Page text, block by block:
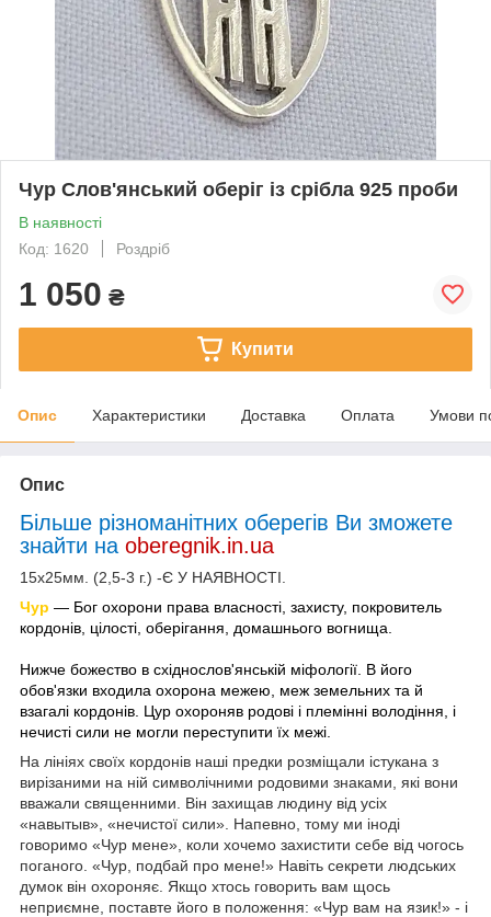
Чур Слов'янський оберіг із срібла 925 проби
В наявності
Код: 1620
Роздріб
1 050 ₴
Купити
Опис Характеристики Доставка Оплата Умови
Опис
Більше різноманітних оберегів Ви зможете
знайти на oberegnik.in.ua
15х25мм. (2,5-3 г.) -Є У НАЯВНОСТІ.
Чур ― Бог охорони права власності, захисту, покровитель
кордонів, цілості, оберігання, домашнього вогнища.
Нижче божество в східнослов'янській міфології. В його
обов'язки входила охорона межею, меж земельних та й
взагалі кордонів. Цур охороняв родові і племінні володіння, і
нечисті сили не могли переступити їх межі.
На лініях своїх кордонів наші предки розміщали істукана з
вирізаними на ній символічними родовими знаками, які вони
вважали священними. Він захищав людину від усіх
«навытыв», «нечистої сили». Напевно, тому ми іноді
говоримо «Чур мене», коли хочемо захистити себе від чогось
поганого. «Чур, подбай про мене!» Навіть секрети людських
думок він охороняє. Якщо хтось говорить вам щось
неприємне, поставте його в положення: «Чур вам на язик!» - і